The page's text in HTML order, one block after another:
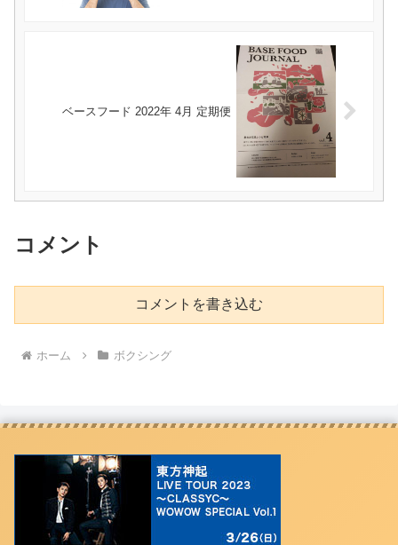
ベースフード 2022年 4月 定期便
コメント
コメントを書き込む
ホーム ボクシング